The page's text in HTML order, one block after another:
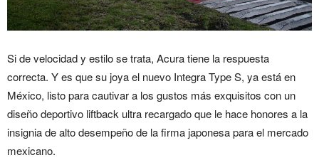
Si de velocidad y estilo se trata, Acura tiene la respuesta
correcta. Y es que su joya el nuevo Integra Type S, ya está en
México, listo para cautivar a los gustos más exquisitos con un
diseño deportivo liftback ultra recargado que le hace honores a la
insignia de alto desempeño de la firma japonesa para el mercado
mexicano.